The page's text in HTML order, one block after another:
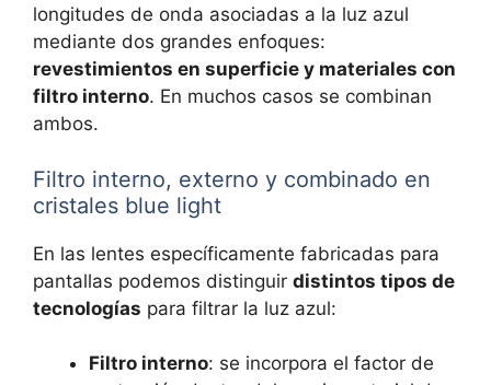
longitudes de onda asociadas a la luz azul
mediante dos grandes enfoques:
revestimientos en superficie y materiales con
filtro interno. En muchos casos se combinan
ambos.
Filtro interno, externo y combinado en
cristales blue light
En las lentes específicamente fabricadas para
pantallas podemos distinguir distintos tipos de
tecnologías para filtrar la luz azul:
Filtro interno: se incorpora el factor de